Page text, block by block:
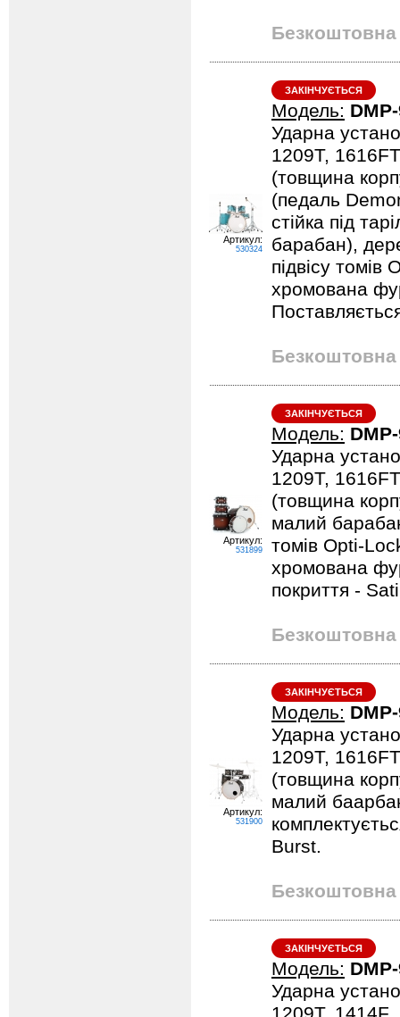
Безкоштовна
Артикул:
530324
ЗАКІНЧУЄТЬСЯ
Модель:
Ударна
1209T,
(товщина
(педаль
стійка під
барабан),
підвісу
хромована
Безкоштовна
Артикул:
531899
ЗАКІНЧУЄТЬСЯ
Модель:
Ударна
1209T,
(товщина
малий
томів Opti-
хромована
покриття -
Безкоштовна
Артикул:
531900
ЗАКІНЧУЄТЬСЯ
Модель:
Ударна
1209T,
(товщина
малий
Burst.
Безкоштовна
ЗАКІНЧУЄТЬСЯ
Модель:
Ударна